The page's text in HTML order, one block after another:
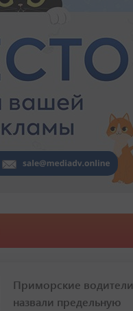
Приморские водители
назвали предельную